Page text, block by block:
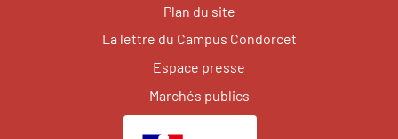
Plan du site
La lettre du Campus Condorcet
Espace presse
Marchés publics